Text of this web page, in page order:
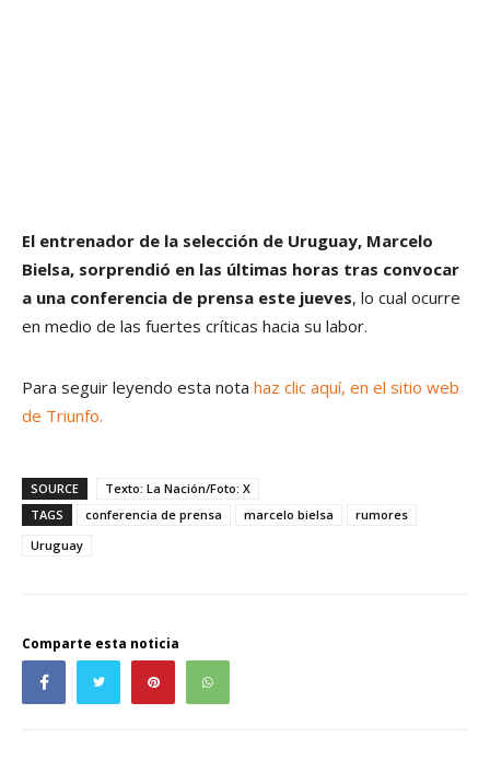
El entrenador de la selección de Uruguay, Marcelo
Bielsa, sorprendió en las últimas horas tras convocar
a una conferencia de prensa este jueves, lo cual ocurre
en medio de las fuertes críticas hacia su labor.
Para seguir leyendo esta nota haz clic aquí, en el sitio web
de Triunfo.
SOURCE
Texto: La Nación/Foto: X
TAGS
conferencia de prensa marcelo bielsa
rumores
Uruguay
Comparte esta noticia